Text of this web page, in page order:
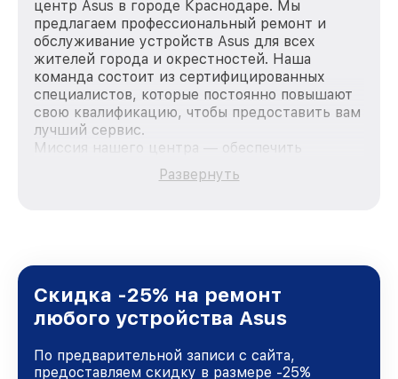
центр Asus в городе Краснодаре. Мы
предлагаем профессиональный ремонт и
обслуживание устройств Asus для всех
жителей города и окрестностей. Наша
команда состоит из сертифицированных
специалистов, которые постоянно повышают
свою квалификацию, чтобы предоставить вам
лучший сервис.
Миссия нашего центра — обеспечить
качественный и доступный ремонт для
каждого пользователя продукции Asus, вне
Краснодаре, постоянно повышая уровень
доверия и лояльности наших клиентов.
Развернуть
Скидка -25% на ремонт
любого устройства Asus
По предварительной записи с сайта,
предоставляем скидку в размере -25%